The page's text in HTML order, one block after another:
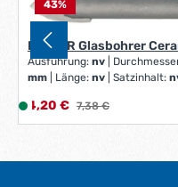
43%
HELLER Glasbohrer
Ausführung:nv
mm
Länge:nv Satzinhalt:
Verkaufspreis:
L
i
f
4,20 € Regulärer Preis:
7,38 €